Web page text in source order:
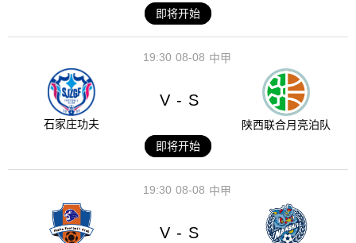
即将开始
08-08
19:30 中甲
石家庄功夫
V - S
陕西联合月亮泊队
即将开始
08-08
19:30 中甲
V - S